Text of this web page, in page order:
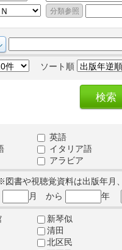
ソート順
英語
イタリア語
アラビア
図書や視聴覚資料は出版年月
月 から 年
新琴似
清田
北区民